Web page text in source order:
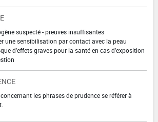
suspecté - preuves insuffisantes
une sensibilisation par contact avec la peau
d'effets graves pour la santé en cas d'exposition
les phrases de prudence se référer à